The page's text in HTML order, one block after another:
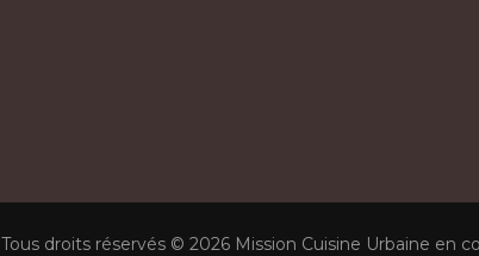
Tous droits réservés © 2026 Mission Cuisine Urbaine en